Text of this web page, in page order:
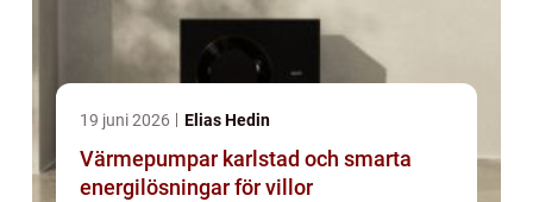
19 juni 2026 Elias Hedin
Värmepumpar karlstad och smarta
energilösningar för villor